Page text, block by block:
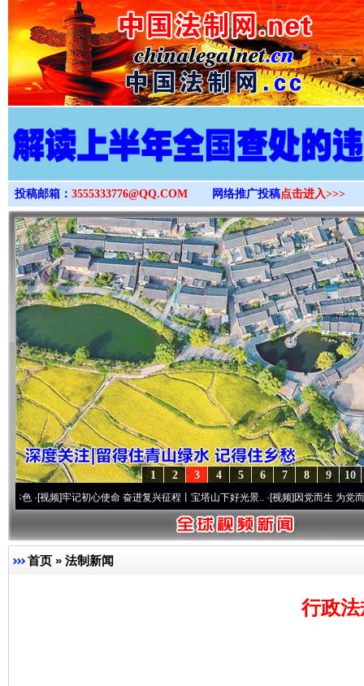
>
投稿邮箱： 3555333776@QQ.COM 网络推广投稿点击进入>>>
10
9
8
7
6
5
4
3
2
1
牢记初心使命 奋进复兴征程丨宝塔山下好光景..·[视频]因党而生 为党而战——百
首页 » 法制新闻
行政